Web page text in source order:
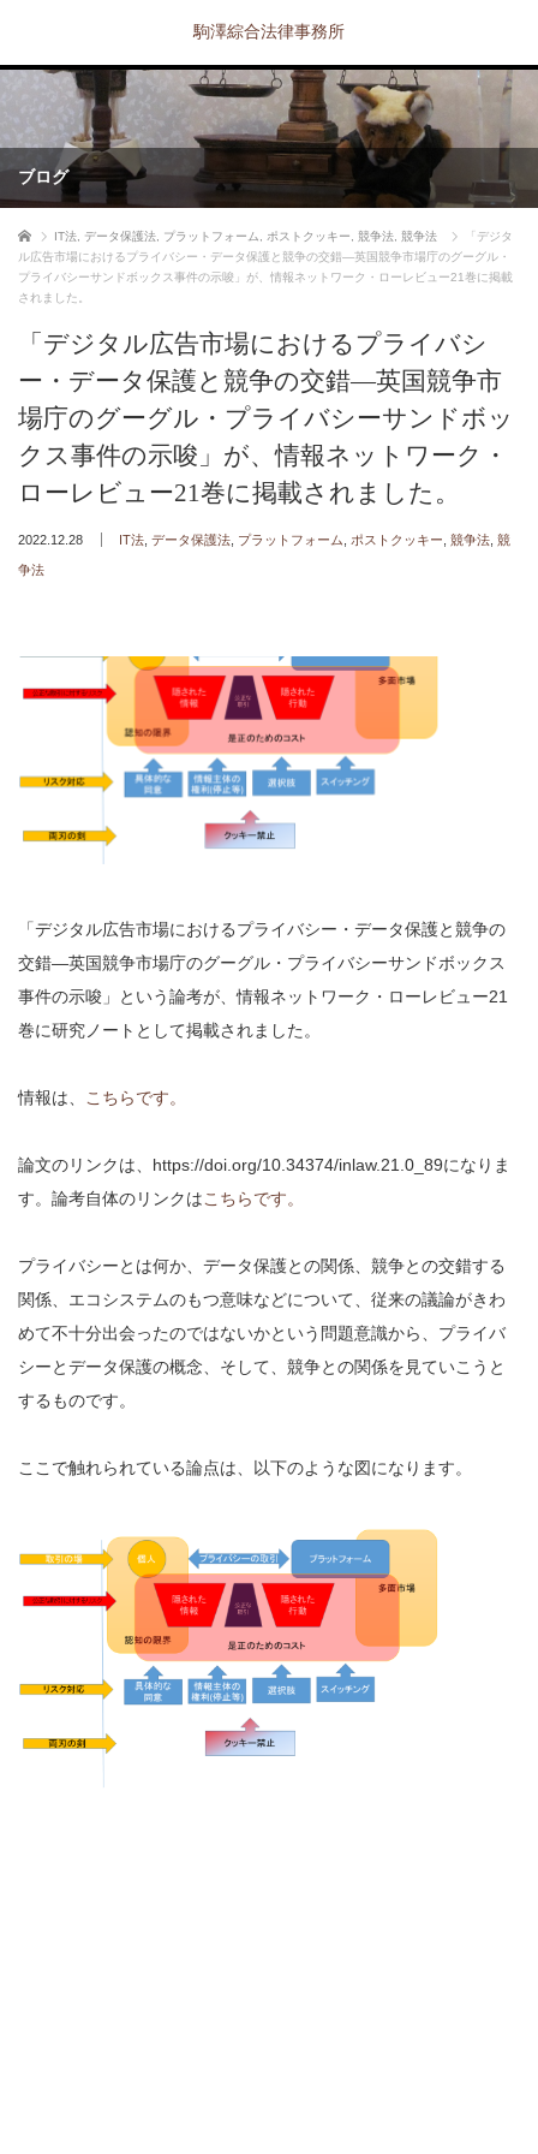
駒澤綜合法律事務所
ブログ
ホーム IT法 データ保護法 プラットフォーム ポストクッキー 競争法 競争法
「デジタ
ル広告市場におけるプライバシー・データ保護と競争の交錯—英国競争市場庁のグーグル・
プライバシーサンドボックス事件の示唆」が、情報ネットワーク・ローレビュー21巻に掲載
されました。
「デジタル広告市場におけるプライバシ
ー・データ保護と競争の交錯—英国競争市
場庁のグーグル・プライバシーサンドボッ
クス事件の示唆」が、情報ネットワーク・
ローレビュー21巻に掲載されました。
2022.12.28 IT法 データ保護法 プラットフォーム ポストクッキー 競争法 競
争法
「デジタル広告市場におけるプライバシー・データ保護と競争の
交錯—英国競争市場庁のグーグル・プライバシーサンドボックス
事件の示唆」という論考が、情報ネットワーク・ローレビュー21
巻に研究ノートとして掲載されました。
情報は、 こちらです。
論文のリンクは、https://doi.org/10.34374/inlaw.21.0_89になりま
す。論考自体のリンクはこちらです。
プライバシーとは何か、データ保護との関係、競争との交錯する
関係、エコシステムのもつ意味などについて、従来の議論がきわ
めて不十分出会ったのではないかという問題意識から、プライバ
シーとデータ保護の概念、そして、競争との関係を見ていこうと
するものです。
ここで触れられている論点は、以下のような図になります。